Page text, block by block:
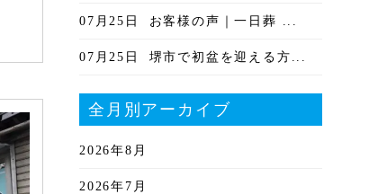
07月25日 お客様の声｜一日葬 ...
07月25日 堺市で初盆を迎える方...
全月別アーカイブ
2026年8月
2026年7月